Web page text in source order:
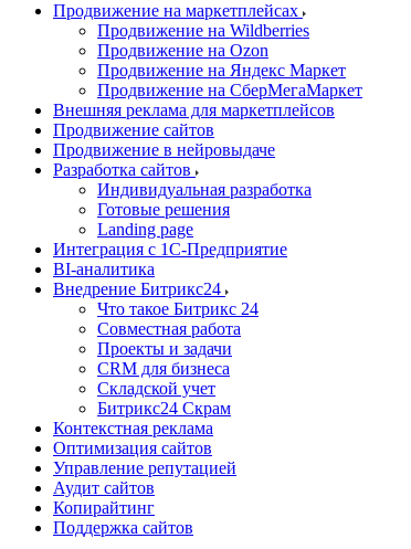
Продвижение на маркетплейсах
Продвижение на Wildberries
Продвижение на Ozon
Продвижение на Яндекс Маркет
Продвижение на СберМегаМаркет
Внешняя реклама для маркетплейсов
Продвижение сайтов
Продвижение в нейровыдаче
Разработка сайтов
Индивидуальная разработка
Готовые решения
Landing page
Интеграция с 1С-Предприятие
BI-аналитика
Внедрение Битрикс24
Что такое Битрикс 24
Совместная работа
Проекты и задачи
СRМ для бизнеса
Складской учет
Битрикс24 Скрам
Контекстная реклама
Оптимизация сайтов
Управление репутацией
Аудит сайтов
Копирайтинг
Поддержка сайтов